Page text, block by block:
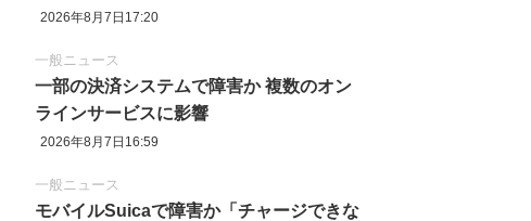
2026年8月7日17:20
一般ニュース
一部の決済システムで障害か 複数のオン
ラインサービスに影響
2026年8月7日16:59
一般ニュース
モバイルSuicaで障害か「チャージできな